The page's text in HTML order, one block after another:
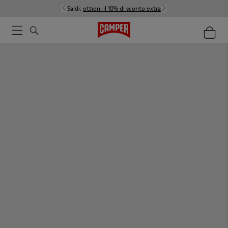
Saldi: ottieni il 10% di sconto extra